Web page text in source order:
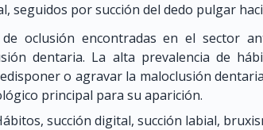
seguidos por succión del dedo pulgar
de oclusión encontradas en el sector
dentaria. La alta prevalencia de
o agravar la maloclusión
principal para su aparición.
succión digital, succión labial,